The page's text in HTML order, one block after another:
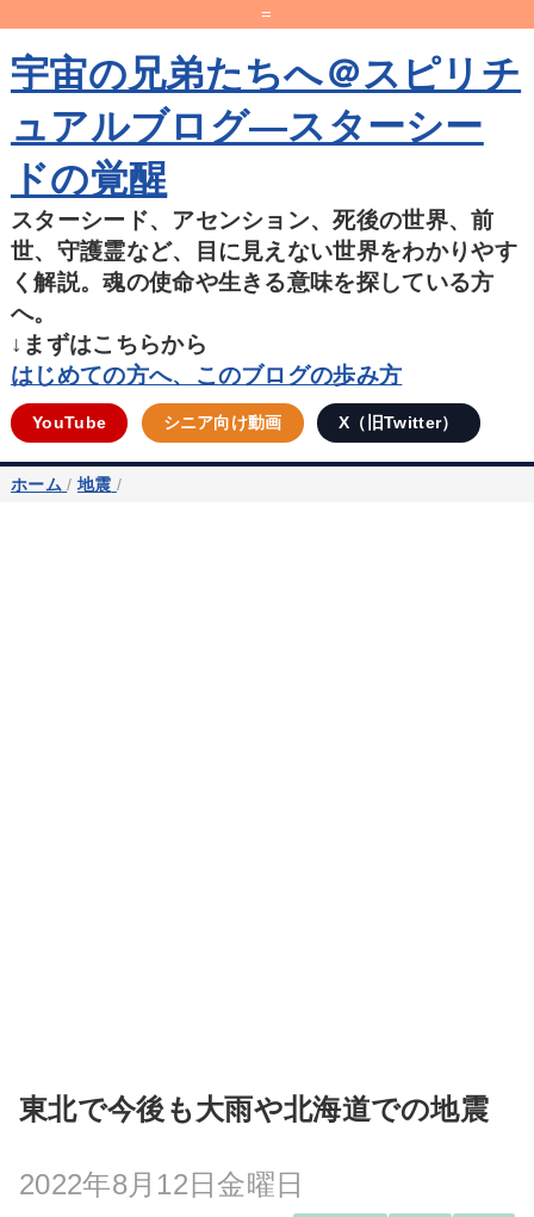
=
宇宙の兄弟たちへ＠スピリチ
ュアルブログ―スターシー
ドの覚醒
スターシード、アセンション、死後の世界、前
世、守護霊など、目に見えない世界をわかりやす
く解説。魂の使命や生きる意味を探している方
へ。
↓まずはこちらから
はじめての方へ、このブログの歩み方
YouTube シニア向け動画 X（旧Twitter）
ホーム / 地震 /
東北で今後も大雨や北海道での地震
2022年8月12日金曜日